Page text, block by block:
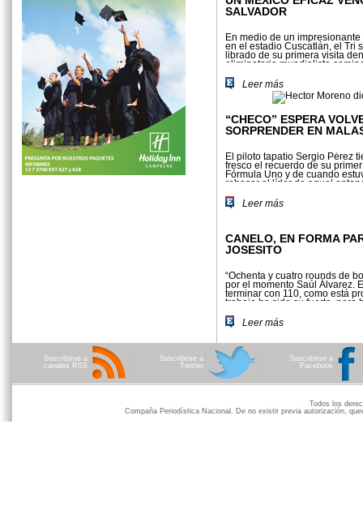
SALVADOR
En medio de un
en el estadio Cuscatlán, el Tri
librado de su primera visita
eliminatoria mundialista
Leer más
“CHECO” ESPERA
SORPRENDER EN
El piloto tapatío Sergio Pérez
fresco el recuerdo de su
Fórmula Uno y de cuando
rebasar al líder de aquel
Leer más
CANELO, EN FORMA
JOSESITO
“Ochenta y cuatro rounds de
por el momento Saúl Álvarez.
terminar con 110, como está
trabajo ha sido su fuerte, pero
Leer más
Suscribirse a
canales RSS
Suscribirse a
Twitter
Suscribirse a
Facebook
Todos los
Compaña Periodística Nacional. De no existir previa autorización,